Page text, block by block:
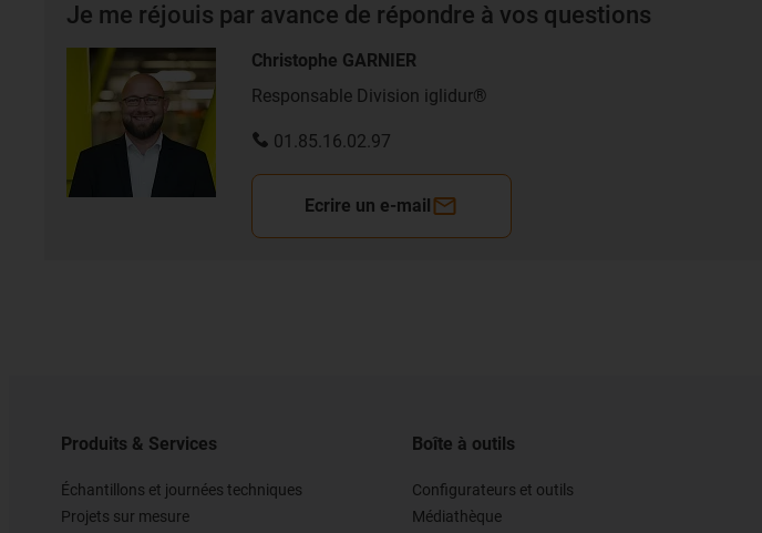
Je me réjouis par avance de répondre à vos questions
Christophe GARNIER
Responsable Division iglidur®
01.85.16.02.97
Ecrire un e-mail
Produits & Services
Échantillons et journées techniques
Projets sur mesure
Boîte à outils
Configurateurs et outils
Médiathèque